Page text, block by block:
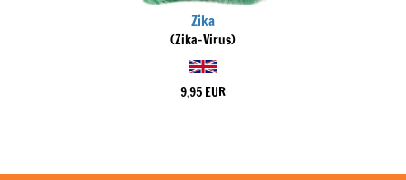
Zika
(Zika-Virus)
9,95 EUR